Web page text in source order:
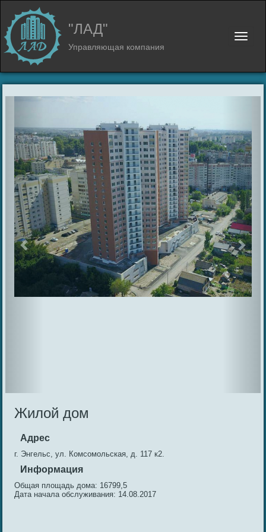
Toggle
"ЛАД"
Управляющая компания
Жилой дом
Адрес
г. Энгельс, ул. Комсомольская, д. 117 к2.
Информация
Общая площадь дома: 16799,5
Дата начала обслуживания: 14.08.2017